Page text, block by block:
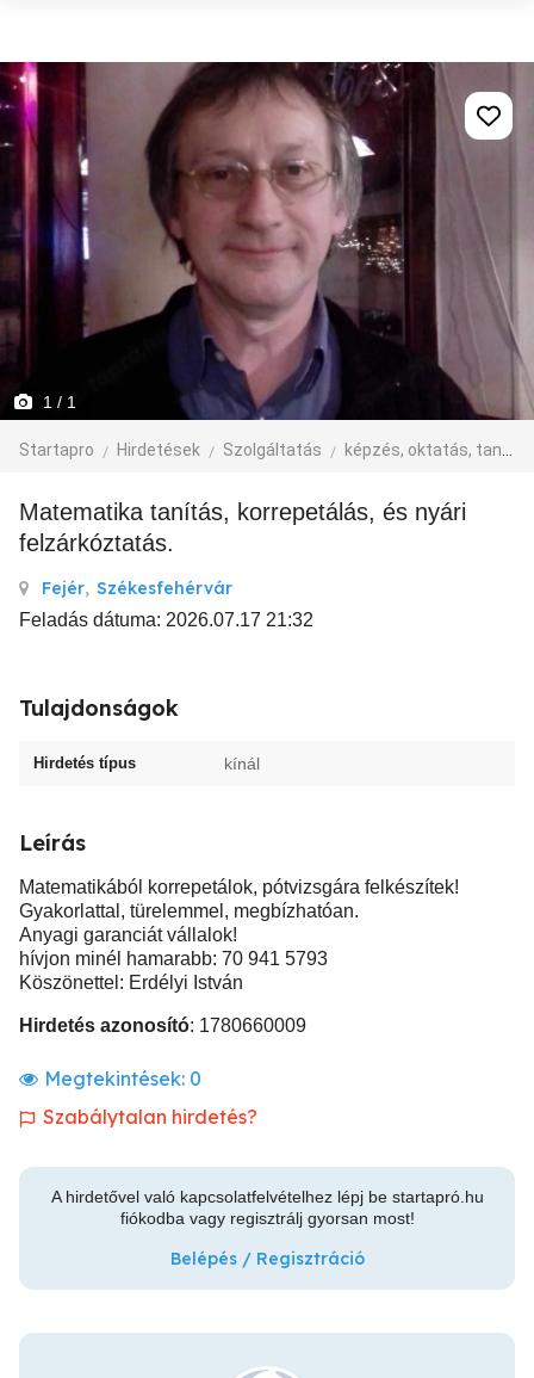
1 / 1
Startapro Hirdetések Szolgáltatás képzés, oktatás, tanfolyam
Matematika tanítás, korrepetálás, és nyári
felzárkóztatás.
Fejér, Székesfehérvár
Feladás dátuma: 2026.07.17 21:32
Tulajdonságok
Hirdetés típus kínál
Leírás
Matematikából korrepetálok, pótvizsgára felkészítek!
Gyakorlattal, türelemmel, megbízhatóan.
Anyagi garanciát vállalok!
hívjon minél hamarabb: 70 941 5793
Köszönettel: Erdélyi István
Hirdetés azonosító: 1780660009
Megtekintések: 0
Szabálytalan hirdetés?
A hirdetővel való kapcsolatfelvételhez lépj be startapró.hu
fiókodba vagy regisztrálj gyorsan most!
Belépés / Regisztráció